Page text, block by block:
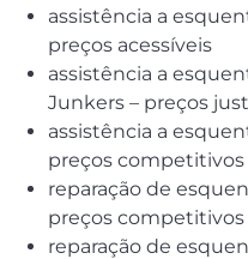
assistência a
preços acessíveis
assistência a
Junkers – preços
assistência a
preços competitivos
reparação de
preços competitivos
reparação de